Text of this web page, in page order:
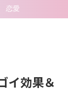
恋愛
イ効果＆